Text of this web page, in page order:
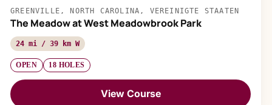
GREENVILLE, NORTH CAROLINA, VEREINIGTE STAATEN
The Meadow at West Meadowbrook Park
24 mi / 39 km W
OPEN 18 HOLES
View Course